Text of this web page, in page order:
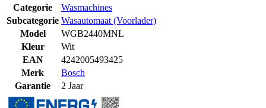
Categorie
Wasmachines
Subcategorie Wasautomaat (Voorlader)
Model
WGB2440MNL
Kleur
Wit
EAN
4242005493425
Merk
Bosch
Garantie
2 Jaar